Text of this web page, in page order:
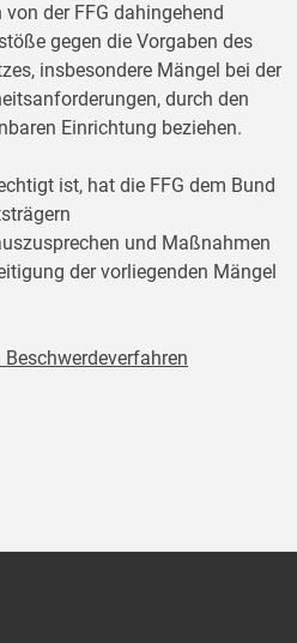
der FFG dahingehend
gegen die Vorgaben des
insbesondere Mängel bei der
durch den
Einrichtung beziehen.
ist, hat die FFG dem Bund
und Maßnahmen
der vorliegenden Mängel